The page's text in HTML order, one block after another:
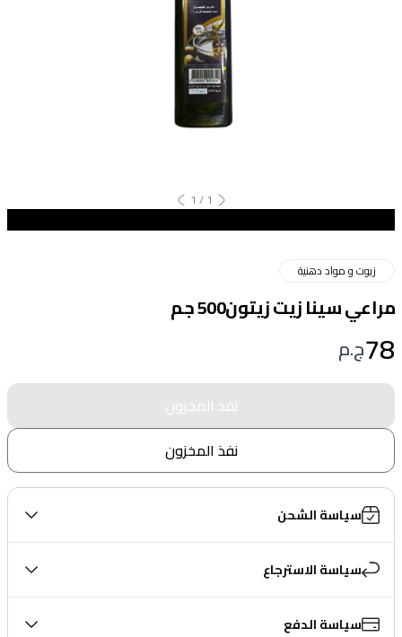
1
/
1
زيوت و مواد دهنية
مراعي سينا زيت زيتون500 جم
78ج.م
نفذ المخزون
نفذ المخزون
سياسة الشحن
سياسة الاسترجاع
سياسة الدفع